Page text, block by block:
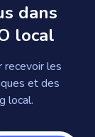
dans
local
les
et des
local.